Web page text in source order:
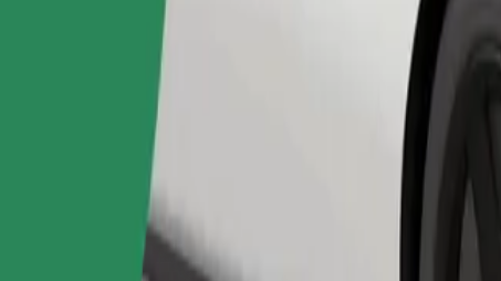
dyr trenger bur, og setene må beskyttes med et teppe eller underlag.